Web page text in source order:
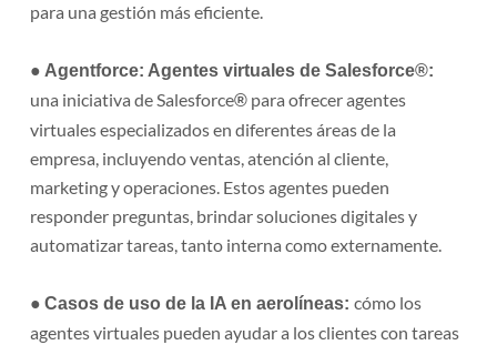
para una gestión más eficiente.
● Agentforce: Agentes virtuales de Salesforce®:
una iniciativa de Salesforce® para ofrecer agentes
virtuales especializados en diferentes áreas de la
empresa, incluyendo ventas, atención al cliente,
marketing y operaciones. Estos agentes pueden
responder preguntas, brindar soluciones digitales y
automatizar tareas, tanto interna como externamente.
●Casos de uso de la IA en aerolíneas:cómo los
agentes virtuales pueden ayudar a los clientes con tareas